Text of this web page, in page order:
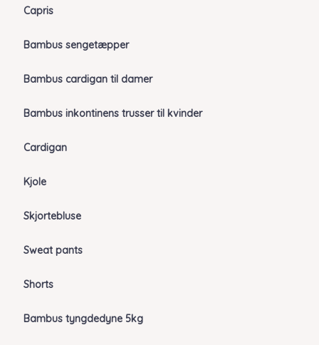
Capris
Bambus sengetæpper
Bambus cardigan til damer
Bambus inkontinens trusser til kvinder
Cardigan
Kjole
Skjortebluse
Sweat pants
Shorts
Bambus tyngdedyne 5kg